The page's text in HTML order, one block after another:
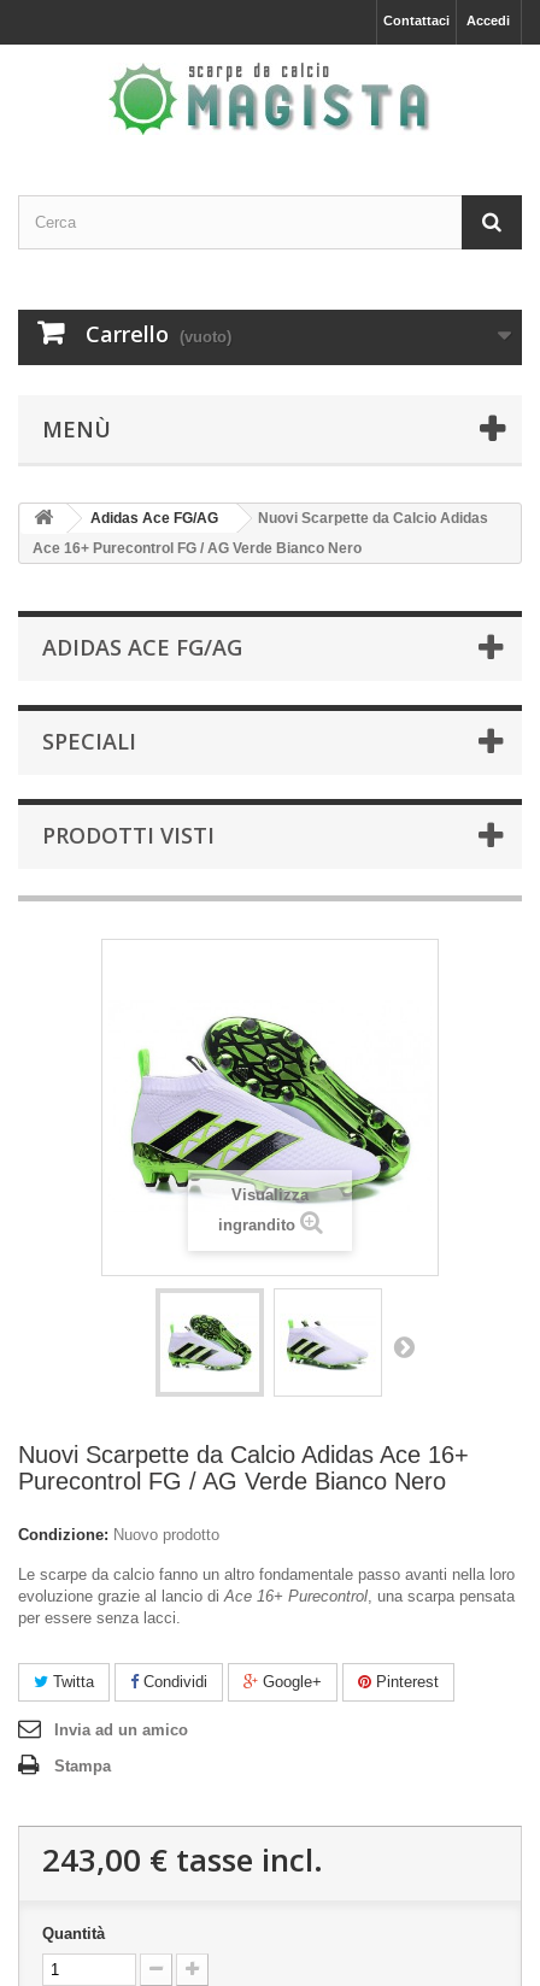
Accedi
Contattaci
Carrello (vuoto)
MENÙ
Adidas Ace FG/AG
Nuovi Scarpette da Calcio Adidas
Ace 16+ Purecontrol FG / AG Verde Bianco Nero
ADIDAS ACE FG/AG
SPECIALI
PRODOTTI VISTI
Visualizza
ingrandito
Nuovi Scarpette da Calcio Adidas Ace 16+
Purecontrol FG / AG Verde Bianco Nero
Condizione: Nuovo prodotto
Le scarpe da calcio fanno un altro fondamentale passo avanti nella loro
evoluzione grazie al lancio diAce 16+ Purecontrol, una scarpa pensata
per essere senza lacci.
Twitta Condividi Google+ Pinterest
Invia ad un amico
Stampa
243,00 € tasse incl.
Quantità